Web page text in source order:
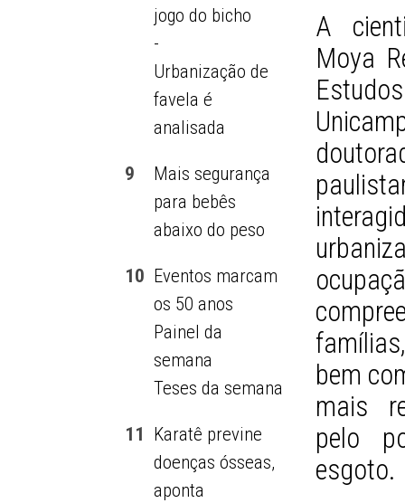
jogo do bicho
-
Urbanização de
favela é
analisada
9
Mais segurança
para bebês
abaixo do peso
10 Eventos marcam
os 50 anos
Painel da
semana
Teses da semana
11 Karatê previne
doenças ósseas,
aponta
A
Moya
bem
mais
pelo
esgoto.